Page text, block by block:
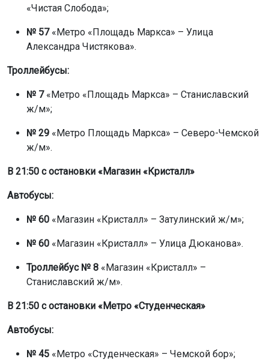
«Чистая Слобода»;
№ 57«Метро «Площадь Маркса» – Улица
Александра Чистякова».
Троллейбусы:
№ 7«Метро «Площадь Маркса» – Станиславский
ж/м»;
№ 29 «Метро Площадь Маркса» – Северо-Чемской
ж/м».
В 21:50 с остановки «Магазин «Кристалл»
Автобусы:
№ 60 «Магазин «Кристалл» – Затулинский ж/м»;
№ 60 «Магазин «Кристалл» – Улица Дюканова».
Троллейбус № 8 «Магазин «Кристалл» –
Станиславский ж/м».
В 21:50 с остановки «Метро «Студенческая»
Автобусы:
№ 45 «Метро «Студенческая» – Чемской бор»;